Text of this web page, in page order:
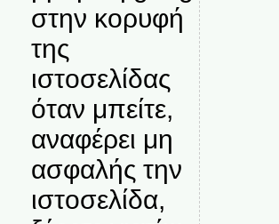
στην κορυφή
της
ιστοσελίδας
όταν μπείτε,
αναφέρει μη
ασφαλής την
ιστοσελίδα,